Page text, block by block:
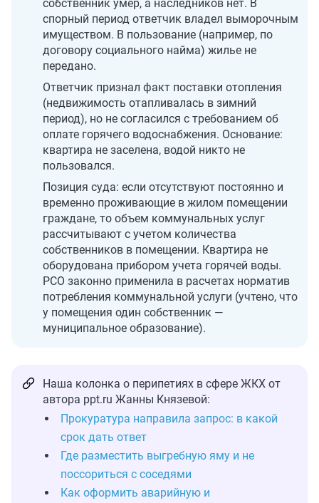
собственник умер, а наследников нет. В
спорный период ответчик владел выморочным
имуществом. В пользование (например, по
договору социального найма) жилье не
передано.
Ответчик признал факт поставки отопления
(недвижимость отапливалась в зимний
период), но не согласился с требованием об
оплате горячего водоснабжения. Основание:
квартира не заселена, водой никто не
пользовался.
Позиция суда: если отсутствуют постоянно и
временно проживающие в жилом помещении
граждане, то объем коммунальных услуг
рассчитывают с учетом количества
собственников в помещении. Квартира не
оборудована прибором учета горячей воды.
РСО законно применила в расчетах норматив
потребления коммунальной услуги (учтено, что
у помещения один собственник —
муниципальное образование).
Наша колонка о перипетиях в сфере ЖКХ от
автора ppt.ru Жанны Князевой:
Прокуратура направила запрос: в какой
срок дать ответ
Где разместить выгребную яму и не
поссориться с соседями
Как оформить аварийную и